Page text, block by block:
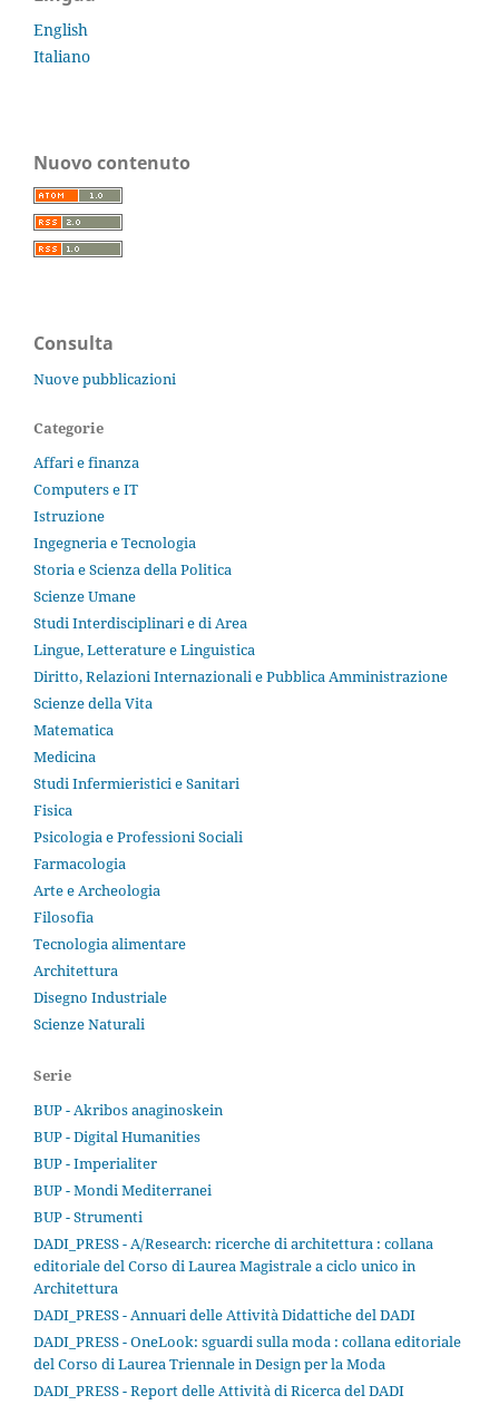
English
Italiano
Nuovo contenuto
Consulta
Nuove pubblicazioni
Categorie
Affari e finanza
Computers e IT
Istruzione
Ingegneria e Tecnologia
Storia e Scienza della Politica
Scienze Umane
Studi Interdisciplinari e di Area
Lingue, Letterature e Linguistica
Diritto, Relazioni Internazionali e Pubblica Amministrazione
Scienze della Vita
Matematica
Medicina
Studi Infermieristici e Sanitari
Fisica
Psicologia e Professioni Sociali
Farmacologia
Arte e Archeologia
Filosofia
Tecnologia alimentare
Architettura
Disegno Industriale
Scienze Naturali
Serie
BUP - Akribos anaginoskein
BUP - Digital Humanities
BUP - Imperialiter
BUP - Mondi Mediterranei
BUP - Strumenti
DADI_PRESS - A/Research: ricerche di architettura : collana
editoriale del Corso di Laurea Magistrale a ciclo unico in
Architettura
DADI_PRESS - Annuari delle Attività Didattiche del DADI
DADI_PRESS - OneLook: sguardi sulla moda : collana editoriale
del Corso di Laurea Triennale in Design per la Moda
DADI_PRESS - Report delle Attività di Ricerca del DADI